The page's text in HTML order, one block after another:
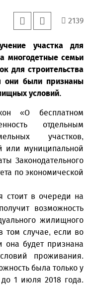
2139
участка для
многодетные семьи
для строительства
они были признаны
условий.
«О бесплатном
отдельным
участков,
или муниципальной
Законодательного
по экономической
стоит в очереди на
возможность
жилищного
том случае, если во
будет признана
проживания.
была только у
1 июля 2018 года.